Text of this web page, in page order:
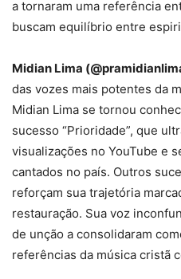
a tornaram uma referência
buscam equilíbrio entre
Midian Lima
das vozes mais potentes da
Midian Lima se tornou
sucesso “Prioridade”, que
visualizações no YouTube e
cantados no país. Outros
reforçam sua trajetória
restauração. Sua voz
de unção a consolidaram
referências da música cristã